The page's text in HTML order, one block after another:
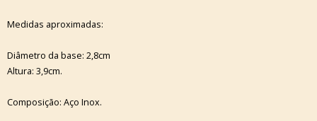
Medidas aproximadas:
Diâmetro da base: 2,8cm
Altura: 3,9cm.
Composição: Aço Inox.